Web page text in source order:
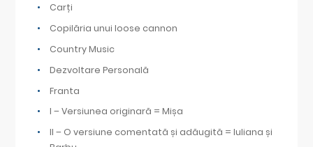
Carți
Copilăria unui loose cannon
Country Music
Dezvoltare Personală
Franta
I – Versiunea originară = Mișa
II – O versiune comentată și adăugită = Iuliana și